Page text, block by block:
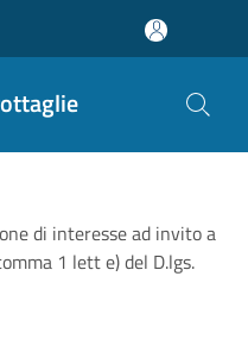
di interesse ad invito a
1 lett e) del D.lgs.